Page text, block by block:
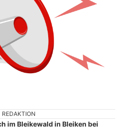
REDAKTION
im Bleikewald in Bleiken bei